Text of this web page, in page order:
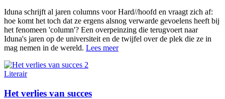
Iduna schrijft al jaren columns voor Hard//hoofd en vraagt zich af:
hoe komt het toch dat ze ergens alsnog verwarde gevoelens heeft bij
het fenomeen 'column'? Een overpeinzing die terugvoert naar
Iduna's jaren op de universiteit en de twijfel over de plek die ze in
mag nemen in de wereld. Lees meer
Literair
Het verlies van succes